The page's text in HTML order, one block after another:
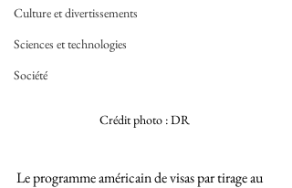
Culture et divertissements
Sciences et technologies
Société
Crédit photo : DR
Le programme américain de visas par tirage au